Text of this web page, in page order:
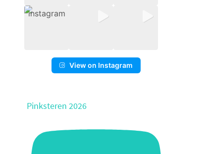
View on Instagram
Pinksteren 2026